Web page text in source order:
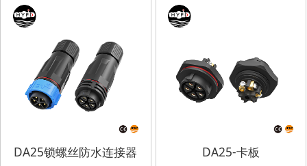
DA25锁螺丝防水连接器 DA25-卡板